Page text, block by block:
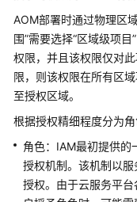
参
考
SDK
参
考
常
见
问
AOM部署时通过物理区
围”需要选择“区域级项
权限，并且该权限仅对
限，则该权限在所有区
至授权区域。
根据授权精细程度分为角
角色：IAM最初提供的
授权机制。该机制以
授权。由于云服务平